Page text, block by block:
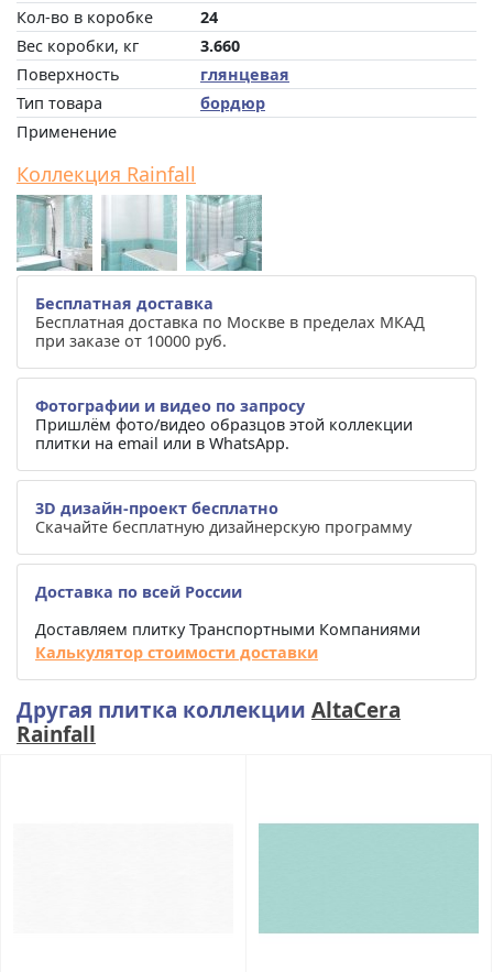
Кол-во в коробке
24
Вес коробки, кг
3.660
Поверхность
глянцевая
Тип товара
бордюр
Применение
Коллекция Rainfall
Бесплатная доставка
Бесплатная доставка по Москве в пределах МКАД
при заказе от 10000 руб.
Фотографии и видео по запросу
Пришлём фото/видео образцов этой коллекции
плитки на email или в WhatsApp.
3D дизайн-проект бесплатно
Скачайте бесплатную дизайнерскую программу
Доставка по всей России
Доставляем плитку Транспортными Компаниями
Калькулятор стоимости доставки
Другая плитка коллекции AltaCera
Rainfall